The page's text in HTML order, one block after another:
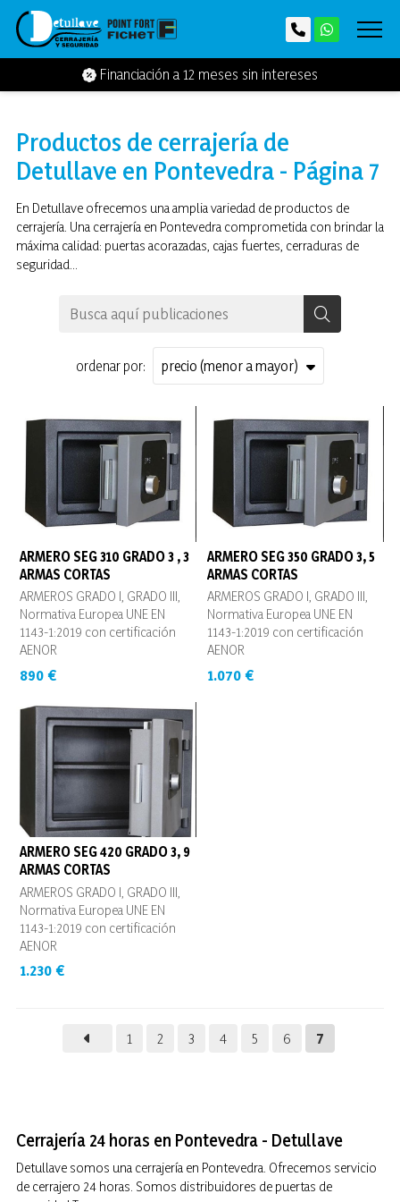
Financiación a 12 meses sin intereses
Productos de cerrajería de
Detullave en Pontevedra - Página 7
En Detullave ofrecemos una amplia variedad de productos de
cerrajería. Una cerrajería en Pontevedra comprometida con brindar la
máxima calidad: puertas acorazadas, cajas fuertes, cerraduras de
seguridad...
ordenar por:
ARMERO SEG 310 GRADO 3 , 3
ARMAS CORTAS
ARMEROS GRADO I, GRADO III,
Normativa Europea UNE EN
1143-1:2019 con certificación
AENOR
890 €
ARMERO SEG 350 GRADO 3, 5
ARMAS CORTAS
ARMEROS GRADO I, GRADO III,
Normativa Europea UNE EN
1143-1:2019 con certificación
AENOR
1.070 €
ARMERO SEG 420 GRADO 3, 9
ARMAS CORTAS
ARMEROS GRADO I, GRADO III,
Normativa Europea UNE EN
1143-1:2019 con certificación
AENOR
1.230 €
1 2 3 4 5 6 7
Cerrajería 24 horas en Pontevedra - Detullave
Detullave somos una cerrajería en Pontevedra. Ofrecemos servicio
de cerrajero 24 horas. Somos distribuidores de puertas de